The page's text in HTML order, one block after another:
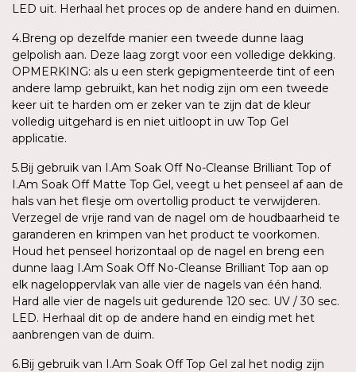
LED uit. Herhaal het proces op de andere hand en duimen.
4.Breng op dezelfde manier een tweede dunne laag
gelpolish aan. Deze laag zorgt voor een volledige dekking.
OPMERKING: als u een sterk gepigmenteerde tint of een
andere lamp gebruikt, kan het nodig zijn om een tweede
keer uit te harden om er zeker van te zijn dat de kleur
volledig uitgehard is en niet uitloopt in uw Top Gel
applicatie.
5.Bij gebruik van I.Am Soak Off No-Cleanse Brilliant Top of
I.Am Soak Off Matte Top Gel, veegt u het penseel af aan de
hals van het flesje om overtollig product te verwijderen.
Verzegel de vrije rand van de nagel om de houdbaarheid te
garanderen en krimpen van het product te voorkomen.
Houd het penseel horizontaal op de nagel en breng een
dunne laag I.Am Soak Off No-Cleanse Brilliant Top aan op
elk nageloppervlak van alle vier de nagels van één hand.
Hard alle vier de nagels uit gedurende 120 sec. UV / 30 sec.
LED. Herhaal dit op de andere hand en eindig met het
aanbrengen van de duim.
6.Bij gebruik van I.Am Soak Off Top Gel zal het nodig zijn